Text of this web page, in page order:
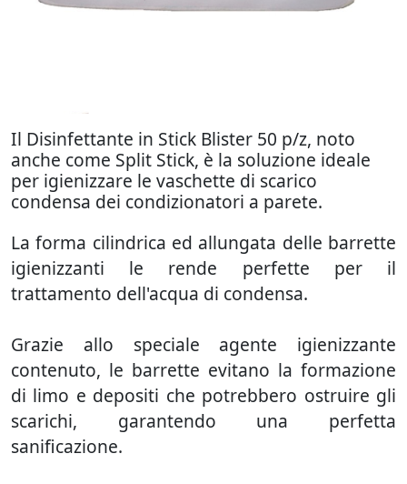
Il Disinfettante in Stick Blister 50 p/z, noto
anche come Split Stick, è la soluzione ideale
per igienizzare le vaschette di scarico
condensa dei condizionatori a parete.
La forma cilindrica ed allungata delle barrette
igienizzanti le rende perfette per il
trattamento dell'acqua di condensa.
Grazie allo speciale agente igienizzante
contenuto, le barrette evitano la formazione
di limo e depositi che potrebbero ostruire gli
scarichi, garantendo una perfetta
sanificazione.